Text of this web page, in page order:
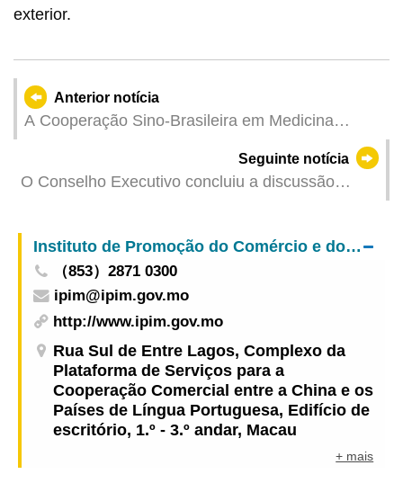
exterior.
Anterior notícia
A Cooperação Sino-Brasileira em Medicina
Tradicional Chinesa Alcança um Novo Patamar
Parque GMTCM assina Memorando de
Entendimento com o Conselho Federal de
Seguinte notícia
O Conselho Executivo concluiu a discussão
Direcção dos Serviços de Obras Públicas”
Instituto de Promoção do Comércio e do Investimento
（853）2871 0300
ipim@ipim.gov.mo
http://www.ipim.gov.mo
Rua Sul de Entre Lagos, Complexo da
Plataforma de Serviços para a
Cooperação Comercial entre a China e os
Países de Língua Portuguesa, Edifício de
escritório, 1.º - 3.º andar, Macau
+ mais